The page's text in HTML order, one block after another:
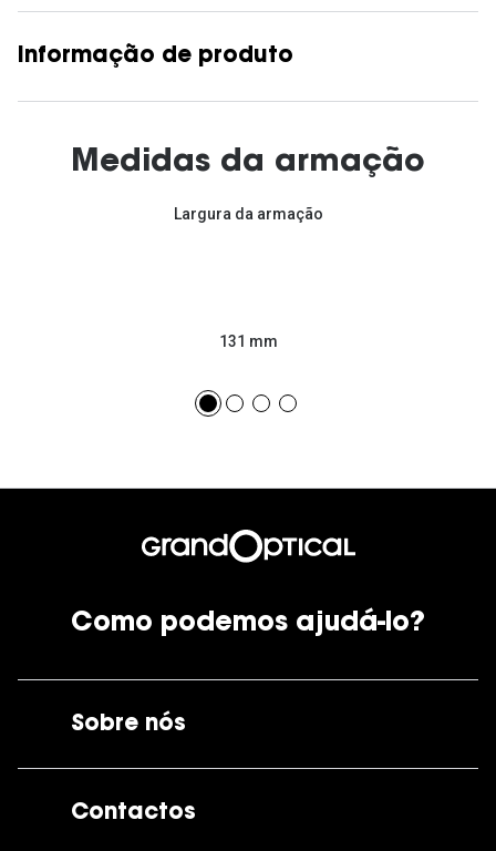
Informação de produto
Medidas da armação
Largura da armação
131 mm
Como podemos ajudá-lo?
Sobre nós
Contactos